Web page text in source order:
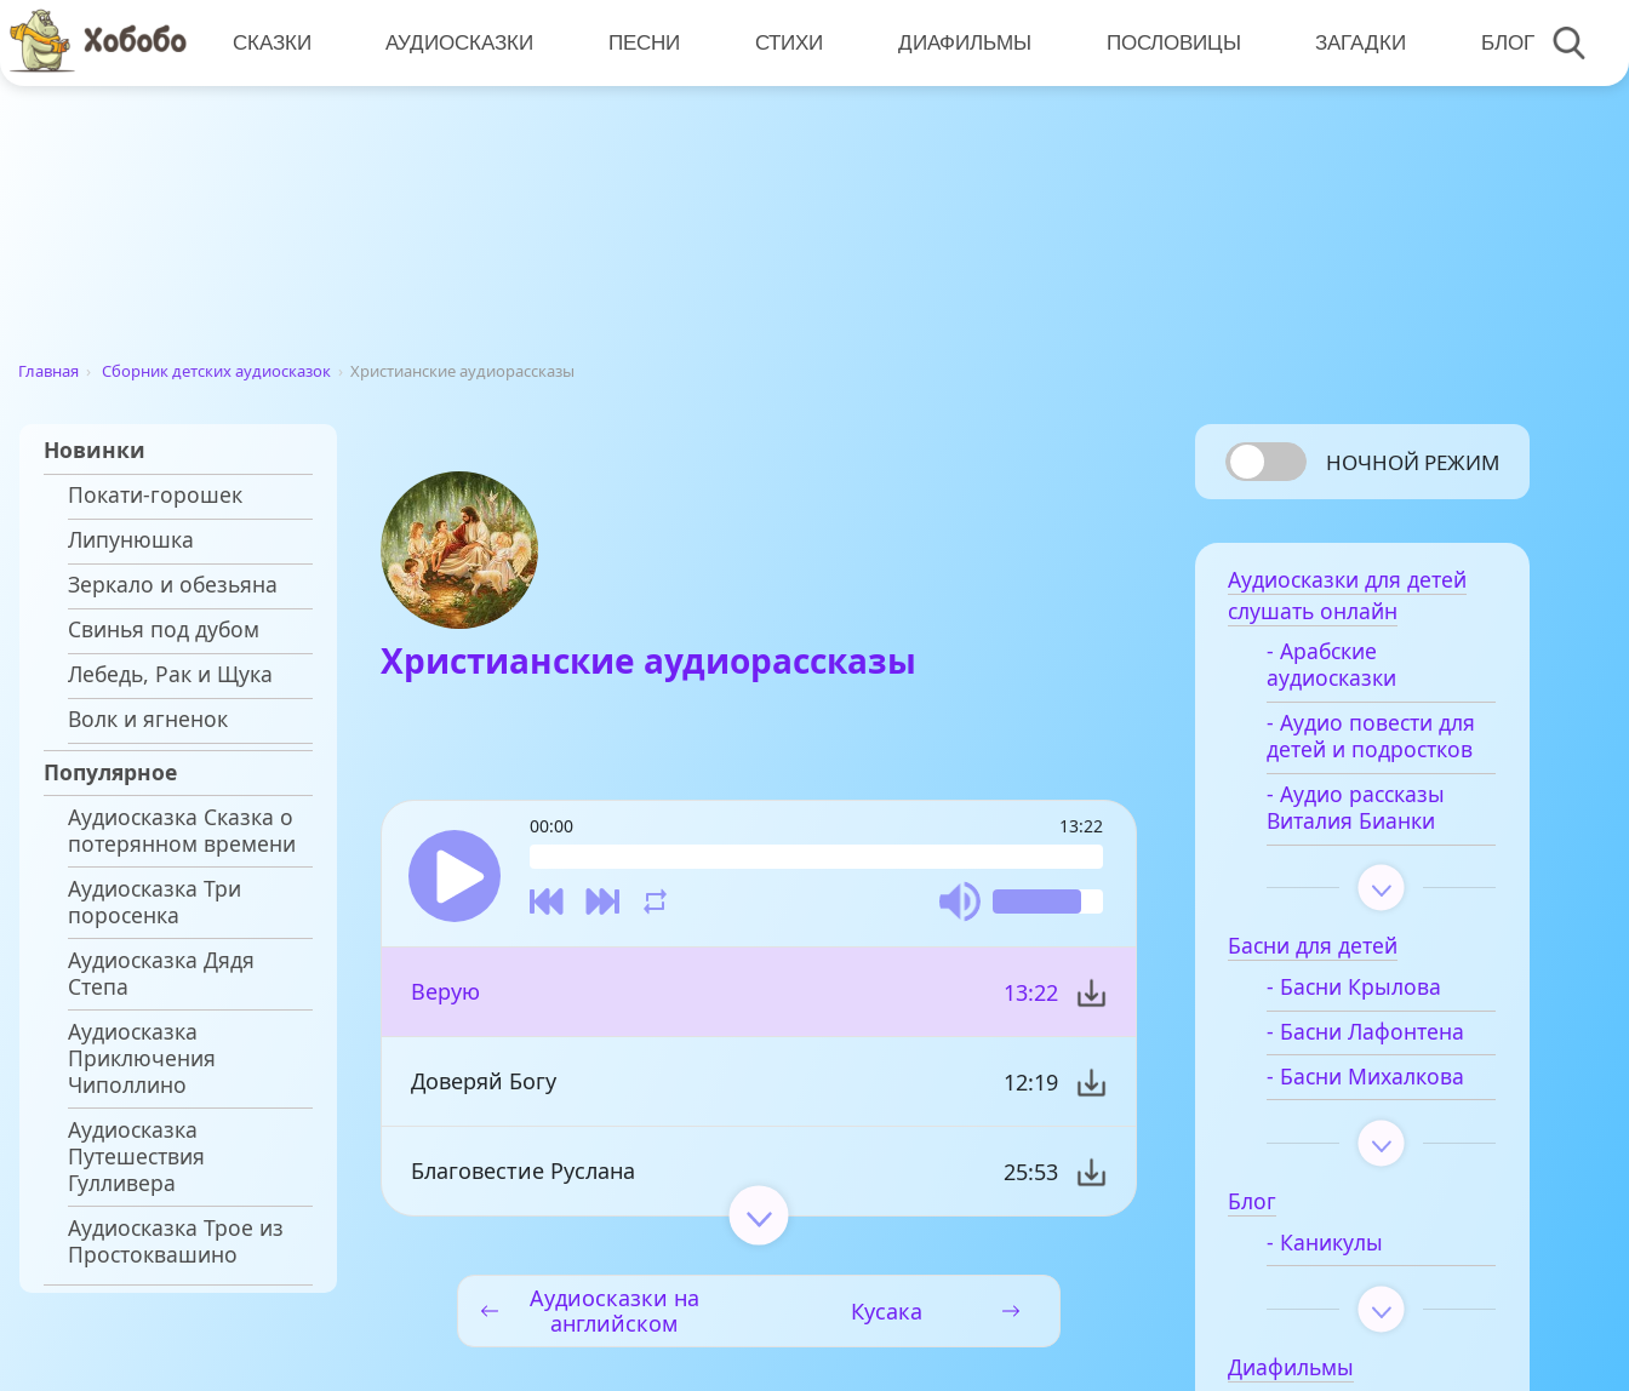
СКАЗКИ АУДИОСКАЗКИ ПЕСНИ СТИХИ ДИАФИЛЬМЫ ПОСЛОВИЦЫ ЗАГАДКИ БЛОГ
Главная › Сборник детских аудиосказок › Христианские аудиорассказы
Новинки
Покати-горошек
Липунюшка
Зеркало и обезьяна
Свинья под дубом
Лебедь, Рак и Щука
Волк и ягненок
Популярное
Аудиосказка Сказка о
потерянном времени
Аудиосказка Три
поросенка
Аудиосказка Дядя
Степа
Аудиосказка
Приключения
Чиполлино
Аудиосказка
Путешествия
Гулливера
Аудиосказка Трое из
Простоквашино
Христианские аудиорассказы
00:00 13:22
Верую 13:22
Доверяй Богу 12:19
Благовестие Руслана 25:53
Имя Иисуса 2:34
Аудиосказки на
английском
Кусака
НОЧНОЙ РЕЖИМ
Аудиосказки для детей
слушать онлайн
- Арабские
аудиосказки
- Аудио повести для
детей и подростков
- Аудио рассказы
Виталия Бианки
Басни для детей
- Басни Крылова
- Басни Лафонтена
- Басни Михалкова
Блог
- Каникулы
Диафильмы